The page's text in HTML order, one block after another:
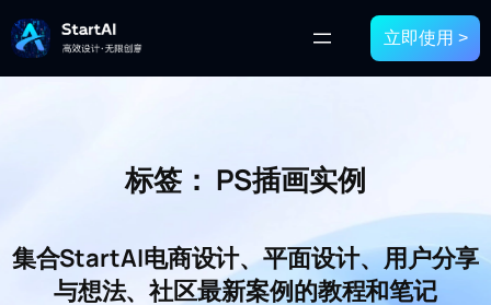
立即使用 >
标签： PS插画实例
集合StartAI电商设计、平面设计、用户分享
与想法、社区最新案例的教程和笔记